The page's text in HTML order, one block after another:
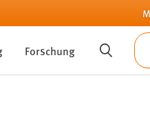
Forschung SUCHE